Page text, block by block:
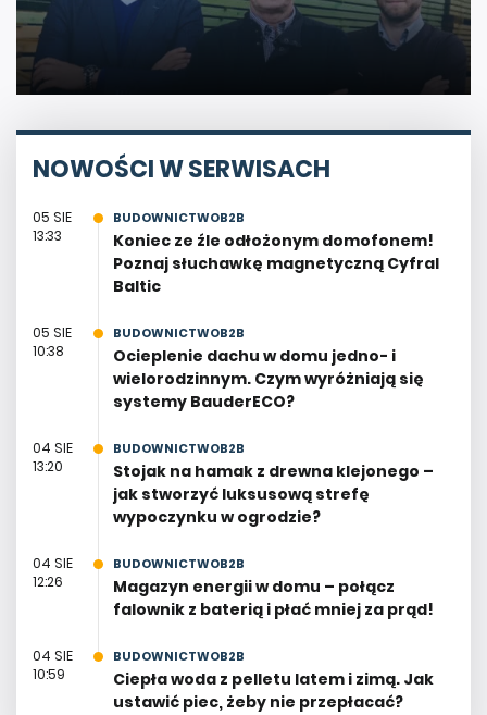
NOWOŚCI W SERWISACH
05 SIE
13:33
BUDOWNICTWOB2B
Koniec ze źle odłożonym domofonem!
Poznaj słuchawkę magnetyczną Cyfral
Baltic
05 SIE
10:38
BUDOWNICTWOB2B
Ocieplenie dachu w domu jedno- i
wielorodzinnym. Czym wyróżniają się
systemy BauderECO?
04 SIE
13:20
BUDOWNICTWOB2B
Stojak na hamak z drewna klejonego –
jak stworzyć luksusową strefę
wypoczynku w ogrodzie?
04 SIE
12:26
BUDOWNICTWOB2B
Magazyn energii w domu – połącz
falownik z baterią i płać mniej za prąd!
04 SIE
10:59
BUDOWNICTWOB2B
Ciepła woda z pelletu latem i zimą. Jak
ustawić piec, żeby nie przepłacać?